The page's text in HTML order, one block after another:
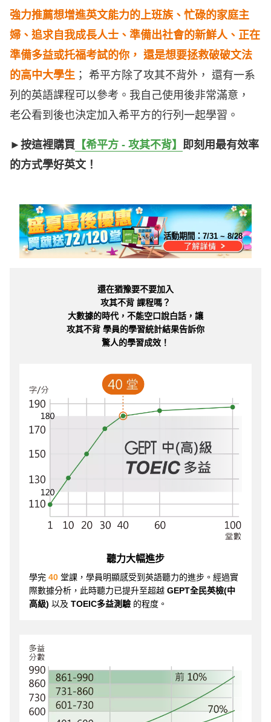
強力推薦想增進英文能力的上班族、忙碌的家庭主
婦、追求自我成長人士、準備出社會的新鮮人、正在
準備多益或托福考試的你， 還是想要拯救破破文法
的高中大學生 ； 希平方除了攻其不背外， 還有一系
列的英語課程可以參考。我自己使用後非常滿意，
老公看到後也決定加入希平方的行列一起學習。
►按這裡購買 【希平方 - 攻其不背】 即刻用最有效率
的方式學好英文！
活動期間：7/31 ~ 8/28
還在猶豫要不要加入
攻其不背 課程嗎？
大數據的時代，不能空口說白話，讓
攻其不背 學員的學習統計結果告訴你
驚人的學習成效！
聽力大幅進步
學完 40 堂課，學員明顯感受到英語聽力的進步。經過實
際數據分析，此時聽力已提升至超越 GEPT全民英檢(中
高級) 以及 TOEIC多益測驗 的程度。